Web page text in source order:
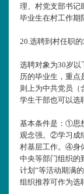
理、村党支部书记
毕业生在村工作期
20.选聘到村任职
选聘对象为30岁
历的毕业生，重点
则上为中共党员（
学生干部也可以选
基本条件是：①思
观念强。②学习成
村基层工作。④身
中央等部门组织的
计划”等活动期满
组织推荐可作为选